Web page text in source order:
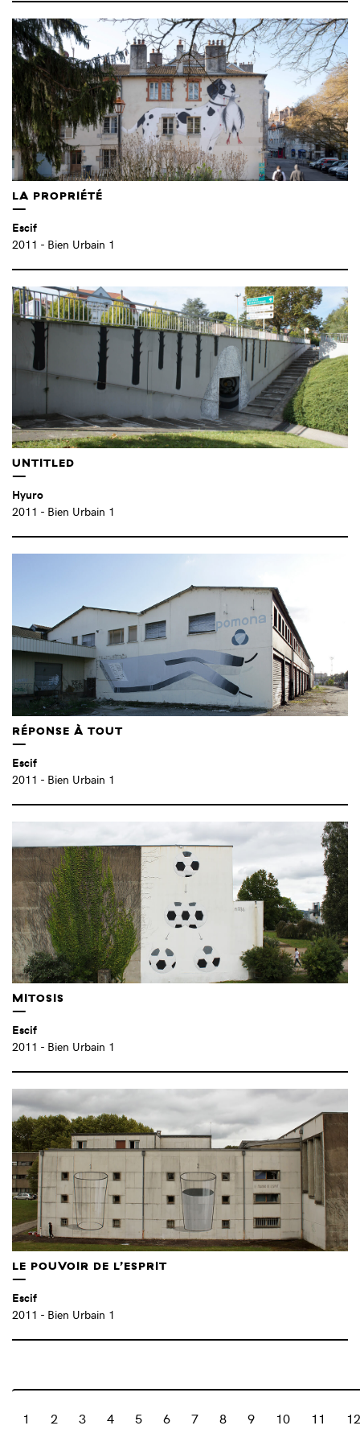
RENAUD VIGOURT (FR) (1)
RIKY KIWY (IT)
ROSALIE PIRAS (FR) (2)
SALOMÉ BARAËR (FR) (2)
SAM3 (ES)
SANTIAGO SIERRA (ES) (1)
SASHA KURMAZ (UA) (3)
SATURN (FR) (1)
(1)
SIMONE DECOUPE (FR)
SIXO (FR) (1)
SMALL STUDIO / TBLR*ONE (FR) (8)
SMITHE (MX) (2)
SOMATICAE (FR) (1)
SPY (ES)
SRETAN BOR (HR)
(1)
STÉRÉO FÉLIX (FR)
TANK ATELIER (FR) (1)
TELLAS (IT) (2)
THE WA (FR)
THTF (FR)
(1)
UNE BONNE MASSE SOLAIRE (FR)
VILX (FR)
(1)
VINCENT BROQUAIRE (FR)
VLADIMIR TURNER (CZ) (4)
WASTED RITA (PT) (1)
YEVGEN SAMBORSKY (UA)
ZOSEN Y MINA HAMADA (ES)
LA PROPRIÉTÉ
Escif
2011 - Bien Urbain 1
UNTITLED
Hyuro
2011 - Bien Urbain 1
RÉPONSE À TOUT
Escif
2011 - Bien Urbain 1
MITOSIS
Escif
2011 - Bien Urbain 1
LE POUVOIR DE L’ESPRIT
Escif
2011 - Bien Urbain 1
1 2 3 4 5 6 7 8 9 10 11 12